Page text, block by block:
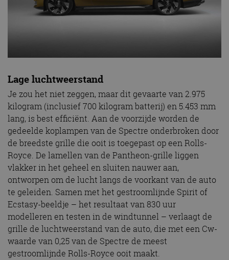
Lage luchtweerstand
Je zou het niet zeggen, maar dit gevaarte van 2.975
kilogram (inclusief 700 kilogram batterij) en 5.453 mm
lang, is best efficiënt. Aan de voorzijde worden de
gedeelde koplampen van de Spectre onderbroken door
de breedste grille die ooit is toegepast op een Rolls-
Royce. De lamellen van de Pantheon-grille liggen
vlakker in het geheel en sluiten nauwer aan,
ontworpen om de lucht langs de voorkant van de auto
te geleiden. Samen met het gestroomlijnde Spirit of
Ecstasy-beeldje – het resultaat van 830 uur
modelleren en testen in de windtunnel – verlaagt de
grille de luchtweerstand van de auto, die met een Cw-
waarde van 0,25 van de Spectre de meest
gestroomlijnde Rolls-Royce ooit maakt.